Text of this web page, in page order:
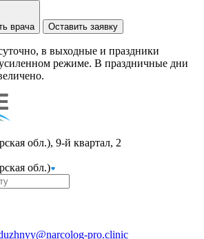
врача Оставить заявку
в выходные и праздники
режиме. В праздничные дни
обл.), 9-й квартал, 2
обл.)
pro.clinic